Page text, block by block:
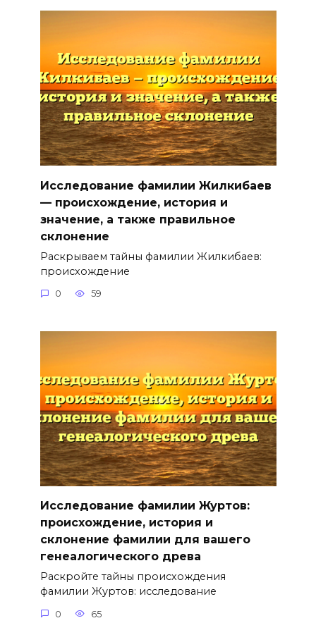
Исследование фамилии Жилкибаев
— происхождение, история и
значение, а также правильное
склонение
Раскрываем тайны фамилии Жилкибаев:
происхождение
0 59
Исследование фамилии Журтов:
происхождение, история и
склонение фамилии для вашего
генеалогического древа
Раскройте тайны происхождения
фамилии Журтов: исследование
0 65